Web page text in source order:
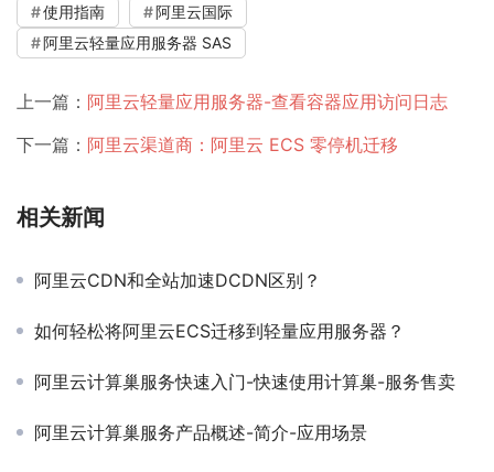
使用指南
阿里云国际
阿里云轻量应用服务器 SAS
上一篇： 阿里云轻量应用服务器-查看容器应用访问日志
下一篇： 阿里云渠道商：阿里云 ECS 零停机迁移
相关新闻
阿里云CDN和全站加速DCDN区别？
如何轻松将阿里云ECS迁移到轻量应用服务器？
阿里云计算巢服务快速入门-快速使用计算巢-服务售卖
阿里云计算巢服务产品概述-简介-应用场景